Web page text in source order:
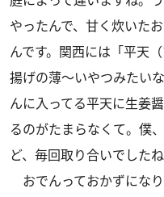
やったんで、甘く炊いた
んです。関西には「平天
揚げの薄～いやつみたい
んに入ってる平天に生姜
るのがたまらなくて。僕
ど、毎回取り合いでしたね
おでんっておかずにな